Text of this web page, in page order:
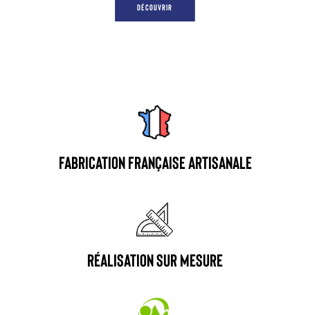
DÉCOUVRIR
FABRICATION FRANÇAISE ARTISANALE
RÉALISATION SUR MESURE